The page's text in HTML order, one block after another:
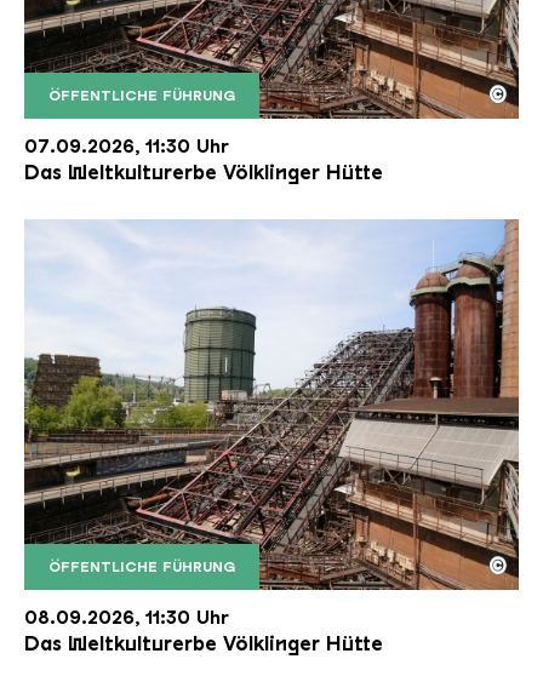
ÖFFENTLICHE FÜHRUNG
Der Erzschrägaufzug der Völklinger Hütte mit
Copyright: Weltkulturerbe Völklinger Hütte | Karl
©
07.09.2026, 11:30 Uhr
Das Weltkulturerbe Völklinger Hütte
ÖFFENTLICHE FÜHRUNG
Der Erzschrägaufzug der Völklinger Hütte mit
Copyright: Weltkulturerbe Völklinger Hütte | Karl
©
08.09.2026, 11:30 Uhr
Das Weltkulturerbe Völklinger Hütte